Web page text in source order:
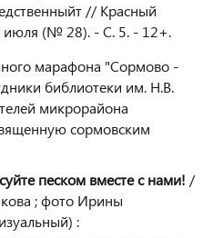
// Красный
июля (№ 28). - С. 5. - 12+.
марафона "Сормово -
библиотеки им. Н.В.
микрорайона
сормовским
песком вместе с нами! /
; фото Ирины
: